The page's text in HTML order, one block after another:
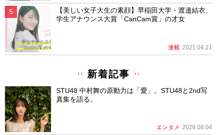
【美しい女子大生の素顔】早稲田大学・渡邉結衣、
学生アナウンス大賞「CanCam賞」の才女
連載 2021.04.21
新着記事
STU48 中村舞の原動力は「愛」。STU48と2nd写
真集を語る。
エンタメ 2026.08.04